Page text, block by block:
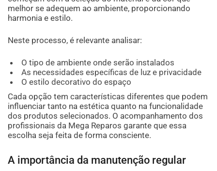
melhor se adequem ao ambiente, proporcionando
harmonia e estilo.
Neste processo, é relevante analisar:
O tipo de ambiente onde serão instalados
As necessidades específicas de luz e privacidade
O estilo decorativo do espaço
Cada opção tem características diferentes que podem
influenciar tanto na estética quanto na funcionalidade
dos produtos selecionados. O acompanhamento dos
profissionais da Mega Reparos garante que essa
escolha seja feita de forma consciente.
A importância da manutenção regular